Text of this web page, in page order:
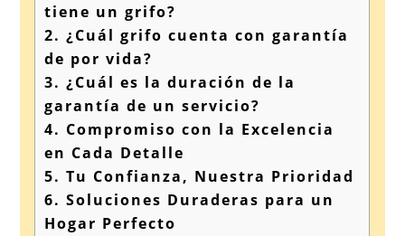
tiene un grifo?
2. ¿Cuál grifo cuenta con garantía
de por vida?
3. ¿Cuál es la duración de la
garantía de un servicio?
4. Compromiso con la Excelencia
en Cada Detalle
5. Tu Confianza, Nuestra Prioridad
6. Soluciones Duraderas para un
Hogar Perfecto